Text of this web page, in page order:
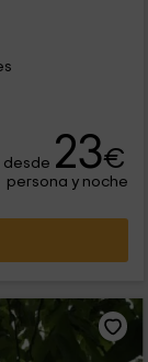
desde 23€
persona y noche